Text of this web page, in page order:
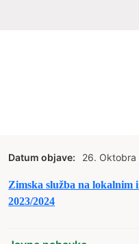
Datum objave: 26. Oktobra
Zimska služba na lokalnim
2023/2024